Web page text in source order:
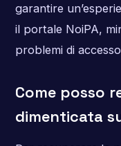
garantire
il portale NoiPA,
problemi di
Come posso
dimenticata